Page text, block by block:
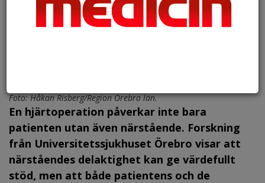
Foto: Håkan Risberg/Region Örebro län.
En hjärtoperation påverkar inte bara
patienten utan även närstående. Forskning
från Universitetssjukhuset Örebro visar att
närståendes delaktighet kan ge värdefullt
stöd, men att både patientens och de